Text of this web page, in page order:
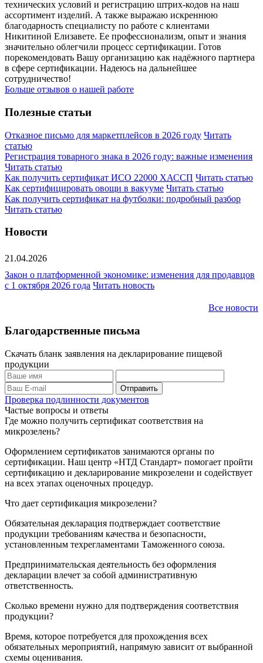
технических условий и регистрацию штрих-кодов на наш
ассортимент изделий. А также выражаю искреннюю
благодарность специалисту по работе с клиентами
Никитиной Елизавете. Ее профессионализм, опыт и знания
значительно облегчили процесс сертификации. Готов
порекомендовать Вашу организацию как надёжного партнера
в сфере сертификации. Надеюсь на дальнейшее
сотрудничество!
Больше отзывов о нашей работе
Полезные статьи
Отказное письмо для маркетплейсов в 2026 году Читать
статью
Регистрация товарного знака в 2026 году: важные изменения
Читать статью
Как получить сертификат ИСО 22000 ХАССП Читать статью
Как сертифицировать овощи в вакууме Читать статью
Как получить сертификат на футболки: подробный разбор
Читать статью
Новости
21.04.2026
Закон о платформенной экономике: изменения для продавцов
с 1 октября 2026 года Читать новость
Все новости
Благодарственные письма
Скачать бланк заявления на декларирование пищевой
продукции
Проверка подлинности документов
Частые вопросы и ответы
Где можно получить сертификат соответствия на
микрозелень?
Оформлением сертификатов занимаются органы по
сертификации. Наш центр «НТД Стандарт» помогает пройти
сертификацию и декларирование микрозелени и содействует
на всех этапах оценочных процедур.
Что дает сертификация микрозелени?
Обязательная декларация подтверждает соответствие
продукции требованиям качества и безопасности,
установленным техрегламентами Таможенного союза.
Предпринимательская деятельность без оформления
декларации влечет за собой административную
ответственность.
Сколько времени нужно для подтверждения соответствия
продукции?
Время, которое потребуется для прохождения всех
обязательных мероприятий, напрямую зависит от выбранной
схемы оценивания.